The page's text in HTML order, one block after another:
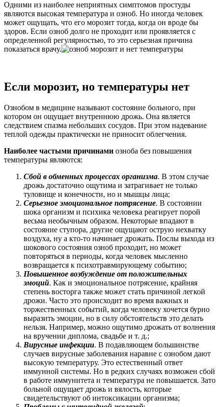
Одними из наиболее неприятных симптомов простуды
являются высокая температура и озноб. Но иногда человек
может ощущать, что его морозит тогда, когда он вроде бы
здоров. Если озноб долго не проходит или проявляется с
определенной регулярностью, то это серьезная причина
показаться врачу.
Если морозит, но температуры нет
Ознобом в медицине называют состояние больного, при
котором он ощущает внутреннюю дрожь. Она является
следствием спазма небольших сосудов. При этом надевание
теплой одежды практически не приносит облегчения.
Наиболее частыми причинами озноба без повышения
температуры являются:
Сбой в обменных процессах организма. В этом случае
дрожь достаточно ощутима и затрагивает не только
туловище и конечности, но и мышцы лица;
Серьезное эмоциональное потрясение. В состоянии
шока организм и психика человека реагирует порой
весьма необычным образом. Некоторые впадают в
состояние ступора, другие ощущают острую нехватку
воздуха, ну а кто-то начинает дрожать. Послы выхода из
шокового состояния озноб проходит, но может
повторяться в периоды, когда человек мысленно
возвращается к психотравмирующему событию;
Повышенное возбуждение от положительных
эмоций. Как и эмоциональное потрясение, крайняя
степень восторга также может стать причиной легкой
дрожи. Часто это происходит во время важных и
торжественных событий, когда человеку хочется бурно
выразить эмоции, но в силу обстоятельств это делать
нельзя. Например, можно ощутимо дрожать от волнения
на вручении диплома, свадьбе и т. д.;
Вирусные инфекции. В подавляющем большинстве
случаев вирусные заболевания наравне с ознобом дают
высокую температуру. Это естественный ответ
иммунной системы. Но в редких случаях возможен сбой
в работе иммунитета и температура не повышается. Зато
больной ощущает дрожь и вялость, которые
свидетельствуют об интоксикации организма;